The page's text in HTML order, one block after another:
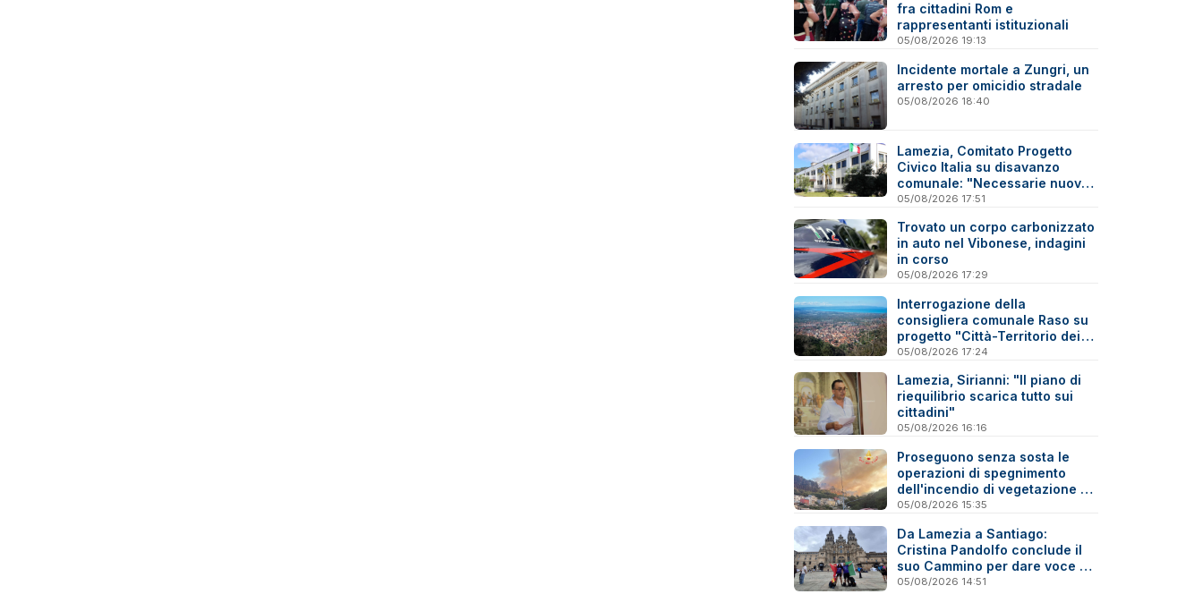
fra cittadini Rom e
rappresentanti istituzionali
05/08/2026 19:13
Incidente mortale a Zungri, un
arresto per omicidio stradale
05/08/2026 18:40
Lamezia, Comitato Progetto
Civico Italia su disavanzo
comunale: "Necessarie nuove
verifiche"
05/08/2026 17:51
Trovato un corpo carbonizzato
in auto nel Vibonese, indagini
in corso
05/08/2026 17:29
Interrogazione della
consigliera comunale Raso su
progetto "Città-Territorio dei
Due Mari Catanzaro-Lamezia"
05/08/2026 17:24
Lamezia, Sirianni: "Il piano di
riequilibrio scarica tutto sui
cittadini"
05/08/2026 16:16
Proseguono senza sosta le
operazioni di spegnimento
dell'incendio di vegetazione a
Gizzeria - Video
05/08/2026 15:35
Da Lamezia a Santiago:
Cristina Pandolfo conclude il
suo Cammino per dare voce ai
malati di fibromialgia
05/08/2026 14:51